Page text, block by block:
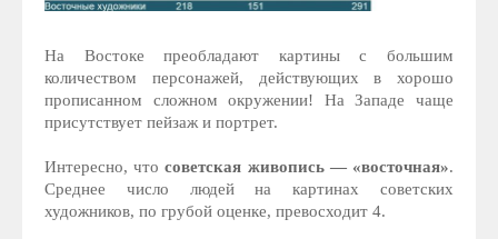
На Востоке преобладают картины с большим
количеством персонажей, действующих в хорошо
прописанном сложном окружении! На Западе чаще
присутствует пейзаж и портрет.
Интересно, чтосоветская живопись — «восточная».
Среднее число людей на картинах советских
художников, по грубой оценке, превосходит 4.